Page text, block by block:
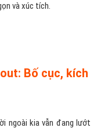
và xúc tích.
Bố cục, kích
ngoài kia vẫn đang lướt